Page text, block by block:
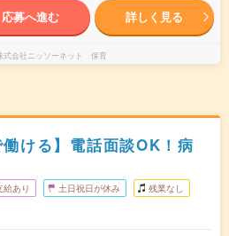
応募へ進む 詳しく見る
式会社ニッソーネット 保育
働ける】電話面談OK！病
給あり 土日祝日が休み 残業なし